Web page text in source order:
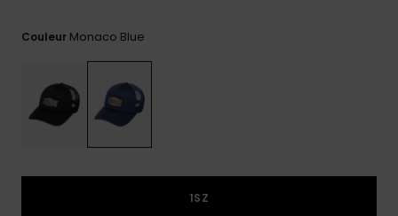
Trouvez
réponses
aux
questions
les plus
fréquentes
et notre
de
Couleur Monaco Blue
1SZ